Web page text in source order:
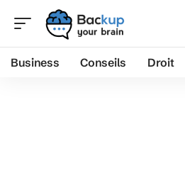
Business Conseils Droit